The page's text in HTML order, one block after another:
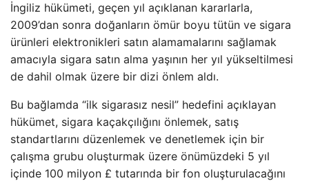
İngiliz hükümeti, geçen yıl açıklanan kararlarla,
2009’dan sonra doğanların ömür boyu tütün ve sigara
ürünleri elektronikleri satın alamamalarını sağlamak
amacıyla sigara satın alma yaşının her yıl yükseltilmesi
de dahil olmak üzere bir dizi önlem aldı.
Bu bağlamda “ilk sigarasız nesil” hedefini açıklayan
hükümet, sigara kaçakçılığını önlemek, satış
standartlarını düzenlemek ve denetlemek için bir
çalışma grubu oluşturmak üzere önümüzdeki 5 yıl
içinde 100 milyon £ tutarında bir fon oluşturulacağını